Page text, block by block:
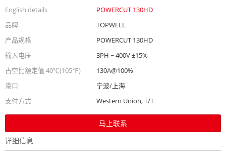
English details
POWERCUT 130HD
品牌
TOPWELL
产品规格
POWERCUT 130HD
输入电压
3PH ~ 400V ±15%
占空比额定值 40℃(105℉)
130A@100%
港口
宁波/上海
支付方式
Western Union, T/T
马上联系
详细信息